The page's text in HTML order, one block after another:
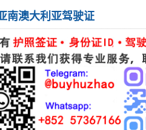
南澳大利亚驾驶证